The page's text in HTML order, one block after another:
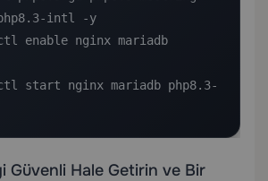
intl -y
enable nginx mariadb
start nginx mariadb php8.3-
Güvenli Hale Getirin ve Bir